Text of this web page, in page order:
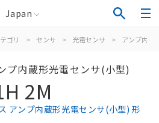
Japan
ゴリ > センサ > 光電センサ > アンプ内蔵
プ内蔵形光電センサ(小型)
2M
アンプ内蔵形光電センサ(小型) 形